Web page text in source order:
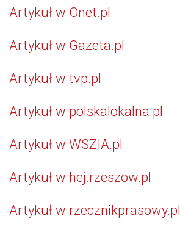
Artykuł w Onet.pl
Artykuł w Gazeta.pl
Artykuł w tvp.pl
Artykuł w polskalokalna.pl
Artykuł w WSZIA.pl
Artykuł w hej.rzeszow.pl
Artykuł w rzecznikprasowy.pl